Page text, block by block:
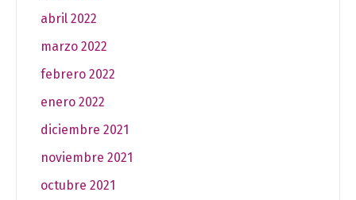
abril 2022
marzo 2022
febrero 2022
enero 2022
diciembre 2021
noviembre 2021
octubre 2021